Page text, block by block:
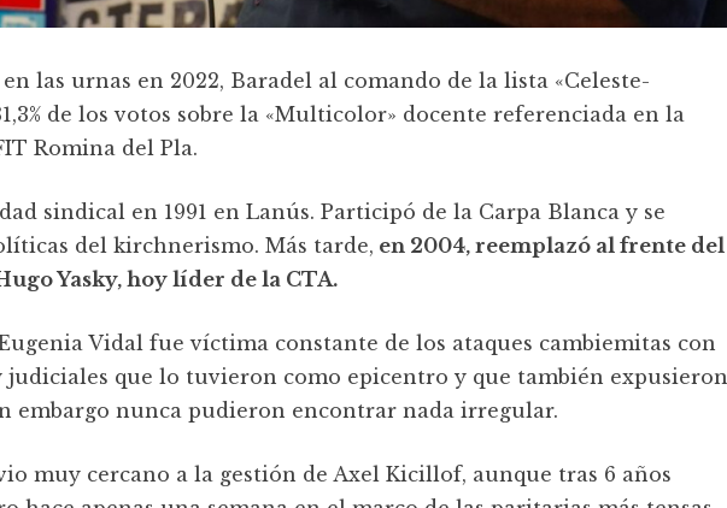
las urnas en 2022, Baradel al comando de la lista «Celeste-
de los votos sobre la «Multicolor» docente referenciada en la
Romina del Pla.
sindical en 1991 en Lanús. Participó de la Carpa Blanca y se
del kirchnerismo. Más tarde, en 2004, reemplazó al frente del
Yasky, hoy líder de la CTA.
Vidal fue víctima constante de los ataques cambiemitas con
judiciales que lo tuvieron como epicentro y que también expusieron
embargo nunca pudieron encontrar nada irregular.
muy cercano a la gestión de Axel Kicillof, aunque tras 6 años